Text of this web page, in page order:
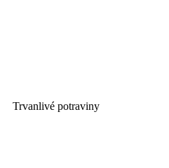
Trvanlivé potraviny